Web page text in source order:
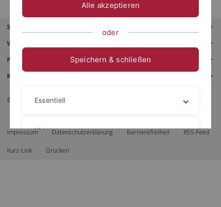
Service
Weitere Angebote
Portale
Kontaktinfo
© 2026 Eberhard Karls Universität Tübingen, Tübingen
Impressum Datenschutzerklärung Barrierefreiheit RSS-Feed
Kurz-Link Drucken
Alle akzeptieren
oder
Speichern & schließen
Essentiell
Videos